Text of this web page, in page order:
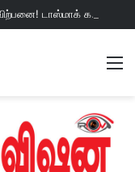
சோழவந்தான் 24 மணி நேரம் மது பாட்டில் விற்பனை! டாஸ்மாக் கடையை அகற்றக்கோரி பெண்கள் முற்றுகை போராட்டம்!https://youtu.be/y9p916tqOMs?si=p7N7Qbivb3WsTj2W